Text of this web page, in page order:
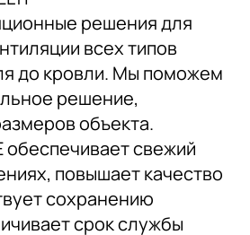
решения для
всех типов
до кровли. Мы поможем
решение,
объекта.
обеспечивает свежий
повышает качество
сохранению
срок службы